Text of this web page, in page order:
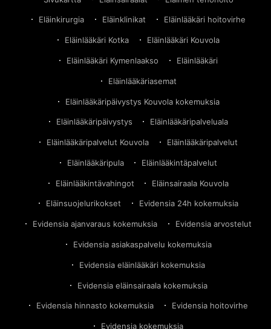
Eläinkirurgia Eläinklinikat Eläinlääkäri hoitovirhe
Eläinlääkäri Kotka Eläinlääkäri Kouvola
Eläinlääkäri Kymenlaakso Eläinlääkäri
Eläinlääkäriasemat
Eläinlääkäripäivystys Kouvola kokemuksia
Eläinlääkäripäivystys Eläinlääkäripalveluala
Eläinlääkäripalvelut Kouvola Eläinlääkäripalvelut
Eläinlääkäripula Eläinlääkintäpalvelut
Eläinlääkintävahingot Eläinsairaala Kouvola
Eläinsuojelurikokset Evidensia 24h kokemuksia
Evidensia ajanvaraus kokemuksia Evidensia arvostelut
Evidensia asiakaspalvelu kokemuksia
Evidensia eläinlääkäri kokemuksia
Evidensia eläinsairaala kokemuksia
Evidensia hinnasto kokemuksia Evidensia hoitovirhe
Evidensia kokemuksia